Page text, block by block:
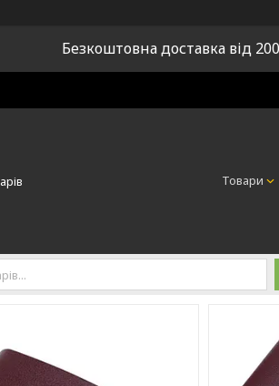
Безкоштовна доставка від
Товари